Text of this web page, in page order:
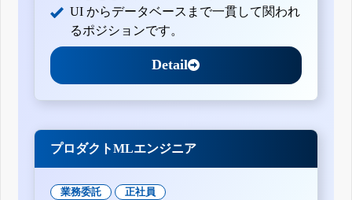
UI からデータベースまで一貫して関われ
るポジションです。
Detail
プロダクトMLエンジニア
業務委託 正社員